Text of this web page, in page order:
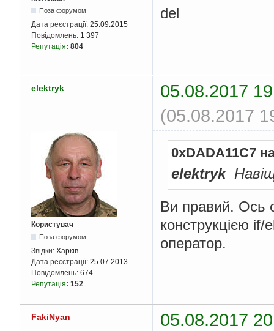
Поза форумом
Дата реєстрації: 25.09.2015
Повідомлень: 1 397
Репутація: 804
del
elektryk
05.08.2017
(05.08.2017
Користувач
Поза форумом
Звідки: Харків
Дата реєстрації: 25.07.2013
Повідомлень: 674
Репутація: 152
0xDADA11C7
elektryk
Ви правий. Ось
конструкцією
оператор.
FakiNyan 05.08.2017